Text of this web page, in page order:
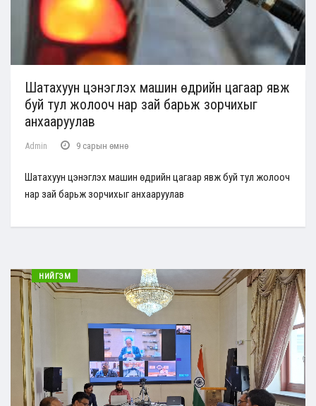
Шатахуун цэнэглэх машин өдрийн цагаар явж
буй тул жолооч нар зай барьж зорчихыг
анхааруулав
Admin 9 сарын өмнө
Шатахуун цэнэглэх машин өдрийн цагаар явж буй тул жолооч
нар зай барьж зорчихыг анхааруулав
НИЙГЭМ